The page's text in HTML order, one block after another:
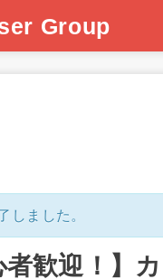
Group
しました。
者歓迎！】